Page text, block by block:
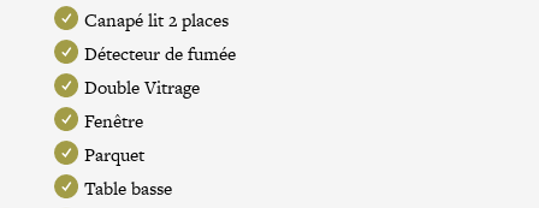
Canapé lit 2 places
Détecteur de fumée
Double Vitrage
Fenêtre
Parquet
Table basse